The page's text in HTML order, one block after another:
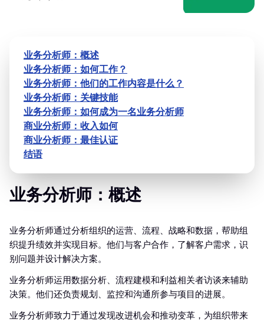
业务分析师：概述
业务分析师：如何工作？
业务分析师：他们的工作内容是什么？
业务分析师：关键技能
业务分析师：如何成为一名业务分析师
商业分析师：收入如何
商业分析师：最佳认证
结语
业务分析师：概述
业务分析师通过分析组织的运营、流程、战略和数据，帮助组
织提升绩效并实现目标。他们与客户合作，了解客户需求，识
别问题并设计解决方案。
业务分析师运用数据分析、流程建模和利益相关者访谈来辅助
决策。他们还负责规划、监控和沟通所参与项目的进展。
业务分析师致力于通过发现改进机会和推动变革，为组织带来